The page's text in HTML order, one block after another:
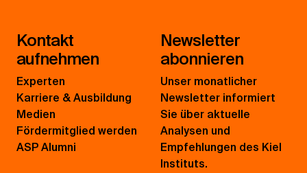
Kontakt
aufnehmen
Experten
Karriere & Ausbildung
Medien
Fördermitglied werden
ASP Alumni
Newsletter
abonnieren
Unser monatlicher
Newsletter informiert
Sie über aktuelle
Analysen und
Empfehlungen des Kiel
Instituts.